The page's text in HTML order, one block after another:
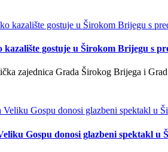
kazalište gostuje u Širokom Brijegu s
zajednica Grada Širokog Brijega i
Gospu donosi glazbeni spektakl u